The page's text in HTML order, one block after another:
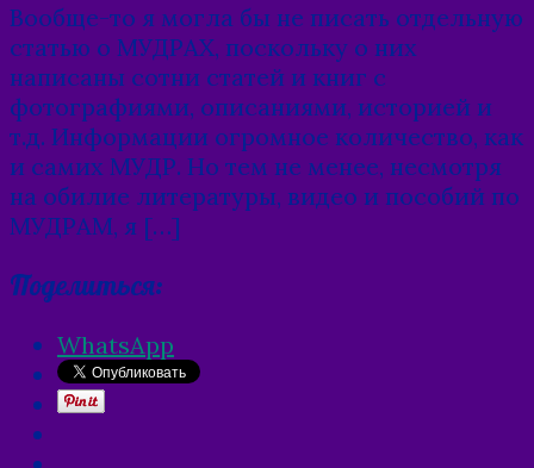
Вообще-то я могла бы не писать отдельную
статью о МУДРАХ, поскольку о них
написаны сотни статей и книг с
фотографиями, описаниями, историей и
т.д. Информации огромное количество, как
и самих МУДР. Но тем не менее, несмотря
на обилие литературы, видео и пособий по
МУДРАМ, я […]
Поделиться:
WhatsApp